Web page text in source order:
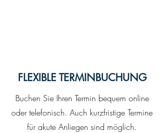
FLEXIBLE TERMINBUCHUNG
Buchen Sie Ihren Termin bequem online
oder telefonisch. Auch kurzfristige Termine
für akute Anliegen sind möglich.